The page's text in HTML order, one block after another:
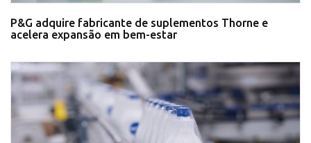
P&G adquire fabricante de suplementos Thorne e
acelera expansão em bem-estar